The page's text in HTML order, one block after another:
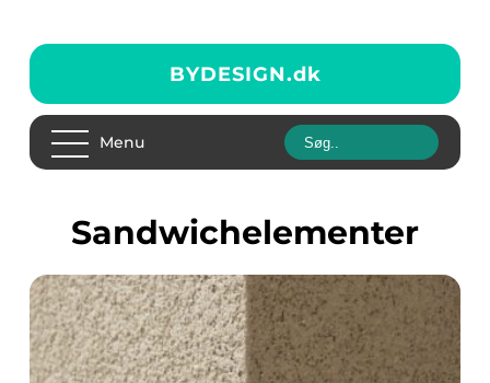
BYDESIGN.dk
Menu
Sandwichelementer